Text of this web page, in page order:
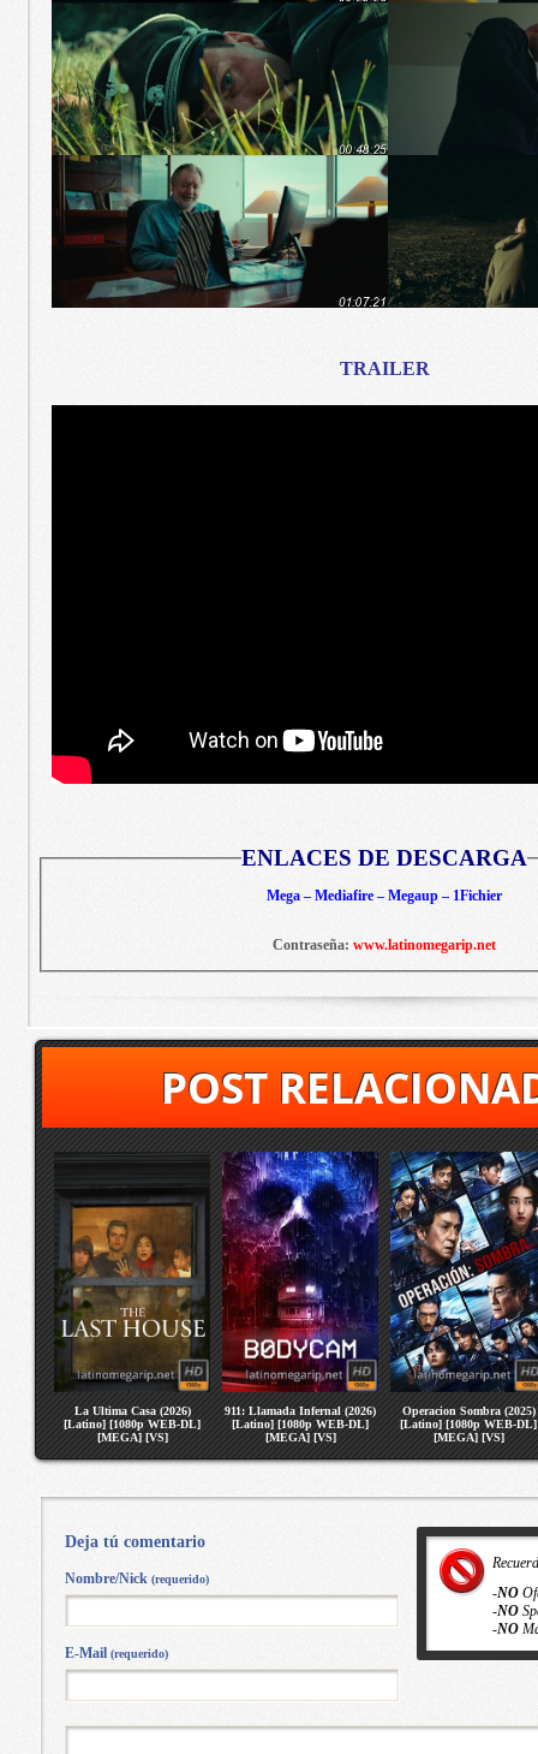
TRAILER
ENLACES DE DESCARGA
Mega – Mediafire – Megaup – 1Fichier
Contraseña: www.latinomegarip.net
POST
La Ultima Casa (2026)
[Latino] [1080p WEB-DL]
[MEGA] [VS]
911: Llamada Infernal (2026)
[Latino] [1080p WEB-DL]
[MEGA] [VS]
Operacion Sombra (2025)
[Latino] [1080p WEB-DL]
[MEGA] [VS]
-NO
-NO
-NO
Deja tú comentario
Nombre/Nick (requerido)
E-Mail (requerido)